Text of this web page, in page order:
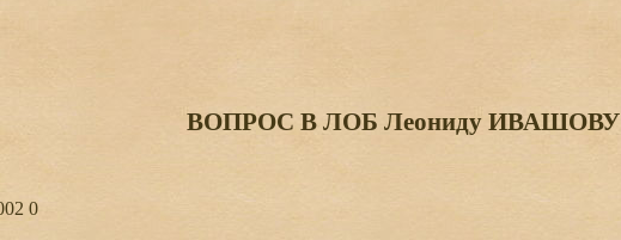
ВОПРОС В ЛОБ Леониду ИВАШОВУ
0